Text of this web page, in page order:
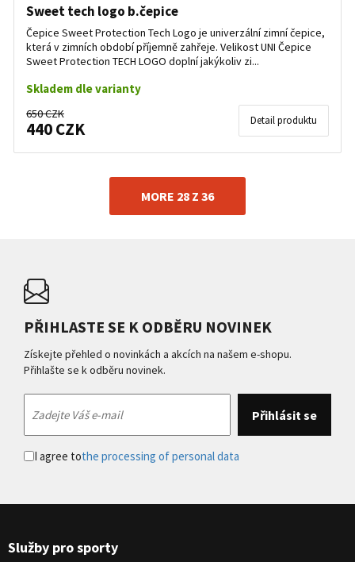
Sweet tech logo b.čepice
Čepice Sweet Protection Tech Logo je univerzální zimní čepice,
která v zimních období příjemně zahřeje. Velikost UNI Čepice
Sweet Protection TECH LOGO doplní jakýkoliv zi...
Skladem dle varianty
650 CZK
440 CZK Detail produktu
MORE 28 Z 36
PŘIHLASTE SE K ODBĚRU NOVINEK
Získejte přehled o novinkách a akcích na našem e-shopu.
Přihlašte se k odběru novinek.
I agree tothe processing of personal data
Služby pro sporty